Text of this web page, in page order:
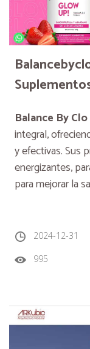
Balance By Clo
integral,
y efectivas. Sus
energizantes,
para mejorar la
2024-12-31
995